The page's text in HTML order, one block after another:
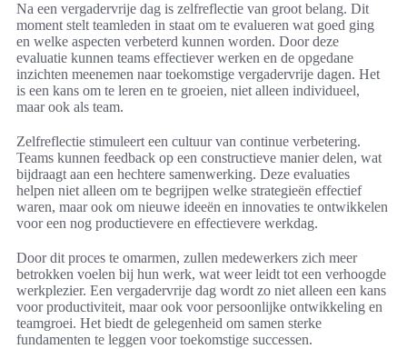
Na een vergadervrije dag is zelfreflectie van groot belang. Dit
moment stelt teamleden in staat om te evalueren wat goed ging
en welke aspecten verbeterd kunnen worden. Door deze
evaluatie kunnen teams effectiever werken en de opgedane
inzichten meenemen naar toekomstige vergadervrije dagen. Het
is een kans om te leren en te groeien, niet alleen individueel,
maar ook als team.
Zelfreflectie stimuleert een cultuur van continue verbetering.
Teams kunnen feedback op een constructieve manier delen, wat
bijdraagt aan een hechtere samenwerking. Deze evaluaties
helpen niet alleen om te begrijpen welke strategieën effectief
waren, maar ook om nieuwe ideeën en innovaties te ontwikkelen
voor een nog productievere en effectievere werkdag.
Door dit proces te omarmen, zullen medewerkers zich meer
betrokken voelen bij hun werk, wat weer leidt tot een verhoogde
werkplezier. Een vergadervrije dag wordt zo niet alleen een kans
voor productiviteit, maar ook voor persoonlijke ontwikkeling en
teamgroei. Het biedt de gelegenheid om samen sterke
fundamenten te leggen voor toekomstige successen.